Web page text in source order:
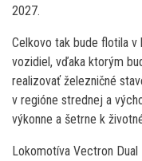
2027.
Celkovo tak bude flotila
vozidiel, vďaka ktorým
realizovať železničné
v regióne strednej a
výkonne a šetrne k
Lokomotíva Vectron